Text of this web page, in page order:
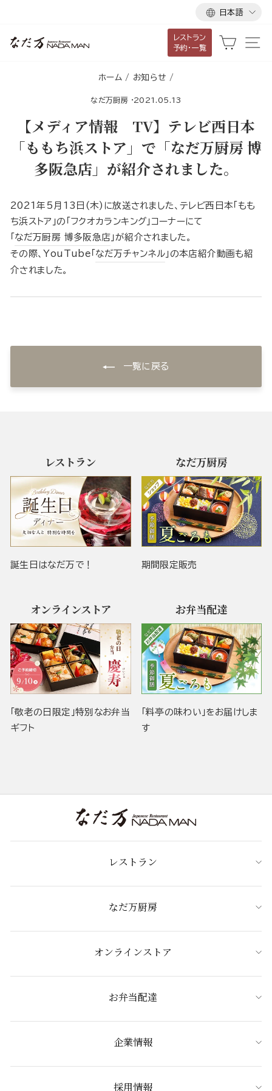
言
語
日本語
レストラン
予約・一覧
カート
ホーム / お知らせ /
なだ万厨房 ·2021.05.13
【メディア情報 TV】テレビ西日本
「ももち浜ストア」で「なだ万厨房 博
多阪急店」が紹介されました。
2021年5月13日(木)に放送されました、テレビ西日本｢もも
ち浜ストア｣の「フクオカランキング」コーナーにて
｢ なだ万厨房 博多阪急店 ｣が紹介されました。
その際、YouTube｢ なだ万チャンネル ｣の本店紹介動画も紹
介されました。
一覧に戻る
レストラン
誕生日はなだ万で！
なだ万厨房
期間限定販売
オンラインストア
「敬老の日限定」特別なお弁当
ギフト
お弁当配達
「料亭の味わい」をお届けしま
す
レストラン
なだ万厨房
オンラインストア
お弁当配達
企業情報
採用情報